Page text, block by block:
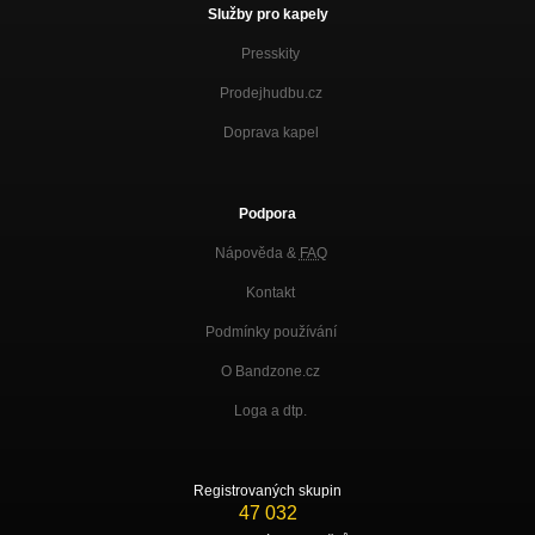
Služby pro kapely
Presskity
Prodejhudbu.cz
Doprava kapel
Podpora
Nápověda & FAQ
Kontakt
Podmínky používání
O Bandzone.cz
Loga a dtp.
Registrovaných skupin
47 032